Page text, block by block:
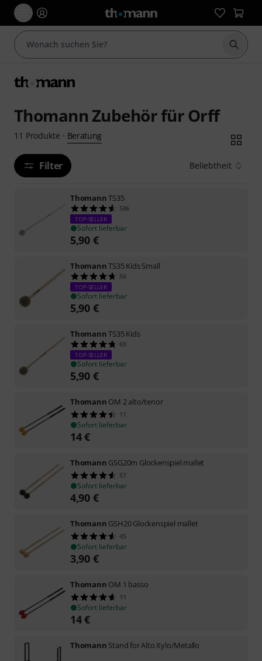
Suche
Thomann Zubehör für Orff
11 Produkte · Beratung
Filter Beliebtheit
ThomannTS35
586
TOP-SELLER
Sofort lieferbar
5,90 €
ThomannTS35 Kids Small
56
TOP-SELLER
Sofort lieferbar
5,90 €
ThomannTS35 Kids
69
TOP-SELLER
Sofort lieferbar
5,90 €
Thomann OM 2 alto/tenor
11
Sofort lieferbar
14€
Thomann GSG20m Glockenspiel mallet
57
Sofort lieferbar
4,90 €
Thomann GSH20 Glockenspiel mallet
45
Sofort lieferbar
3,90 €
Thomann OM 1 basso
11
Sofort lieferbar
14€
Thomann Stand for Alto Xylo/Metallo